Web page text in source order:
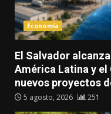
Economía
El Salvador
América Latina y
nuevos proyectos
5 agosto, 2026 251